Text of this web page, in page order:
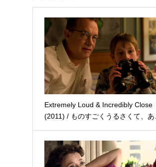
Extremely Loud & Incredibly Close
(2011) / ものすごくうるさくて、